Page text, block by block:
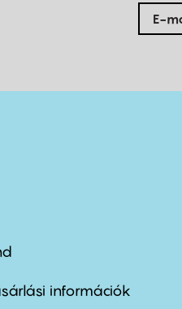
információk